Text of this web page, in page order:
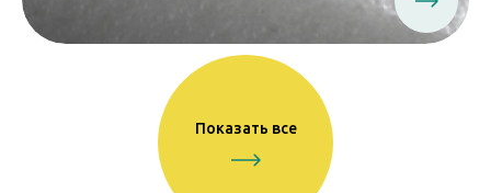
Показать все